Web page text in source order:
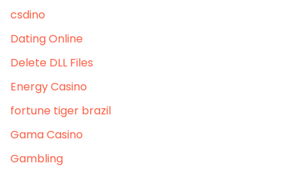
csdino
Dating Online
Delete DLL Files
Energy Casino
fortune tiger brazil
Gama Casino
Gambling